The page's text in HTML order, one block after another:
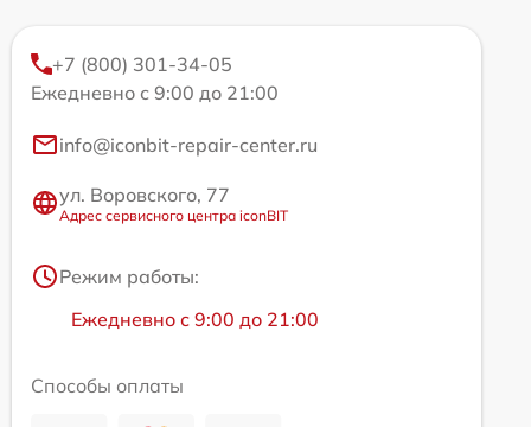
+7 (800) 301-34-05
Ежедневно с 9:00 до 21:00
info@iconbit-repair-center.ru
ул. Воровского, 77
Адрес сервисного центра iconBIT
Режим работы:
Ежедневно с 9:00 до 21:00
Способы оплаты